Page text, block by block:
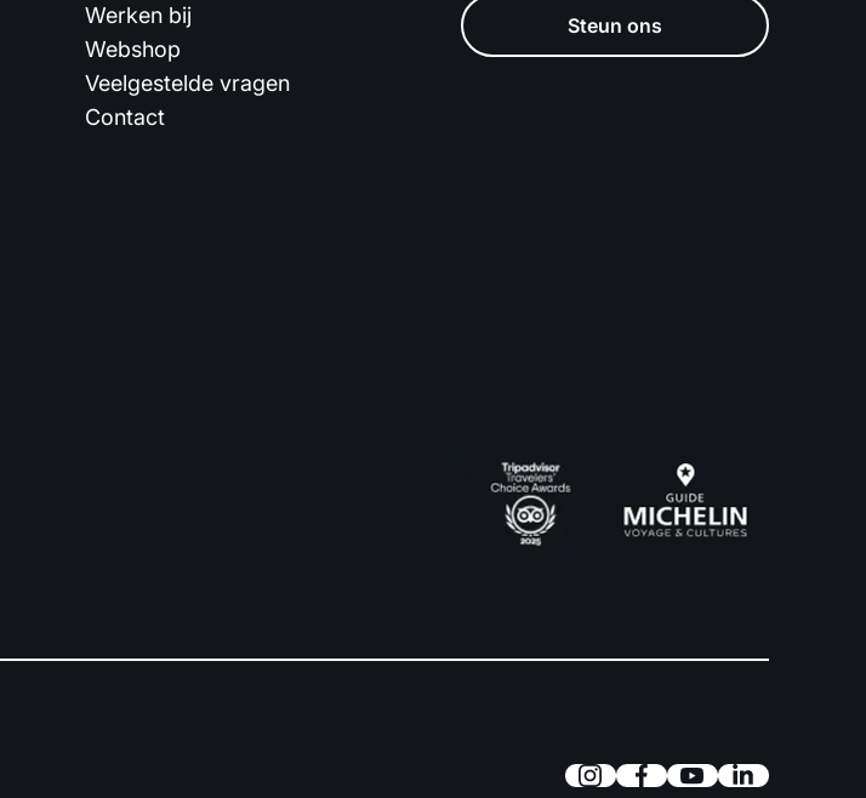
Werken bij
Webshop
Veelgestelde vragen
Contact
Steun ons